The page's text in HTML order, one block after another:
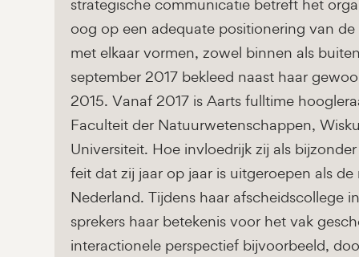
strategische communicatie betreft het
oog op een adequate positionering van
met elkaar vormen, zowel binnen als
september 2017 bekleed naast haar
2015. Vanaf 2017 is Aarts fulltime
Faculteit der Natuurwetenschappen,
Universiteit. Hoe invloedrijk zij als
feit dat zij jaar op jaar is uitgeroepen als
Nederland. Tijdens haar afscheidscollege
sprekers haar betekenis voor het vak
interactionele perspectief bijvoorbeeld,